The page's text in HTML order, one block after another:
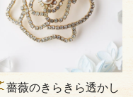
薔薇のきらきら透かし